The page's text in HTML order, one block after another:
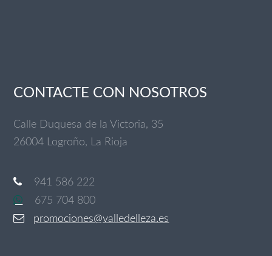
CONTACTE CON NOSOTROS
Calle Duquesa de la Victoria, 35
26004 Logroño, La Rioja
941 586 222
675 704 800
promociones@valledelleza.es